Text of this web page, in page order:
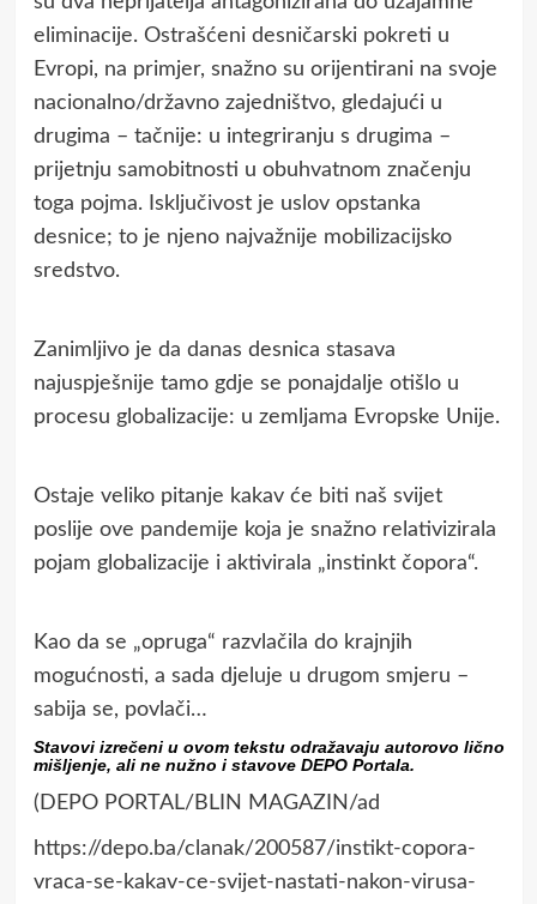
eliminacije. Ostrašćeni desničarski pokreti u
Evropi, na primjer, snažno su orijentirani na svoje
nacionalno/državno zajedništvo, gledajući u
drugima – tačnije: u integriranju s drugima –
prijetnju samobitnosti u obuhvatnom značenju
toga pojma. Isključivost je uslov opstanka
desnice; to je njeno najvažnije mobilizacijsko
sredstvo.
Zanimljivo je da danas desnica stasava
najuspješnije tamo gdje se ponajdalje otišlo u
procesu globalizacije: u zemljama Evropske Unije.
Ostaje veliko pitanje kakav će biti naš svijet
poslije ove pandemije koja je snažno relativizirala
pojam globalizacije i aktivirala „instinkt čopora“.
Kao da se „opruga“ razvlačila do krajnjih
mogućnosti, a sada djeluje u drugom smjeru –
sabija se, povlači…
Stavovi izrečeni u ovom tekstu odražavaju autorovo lično
mišljenje, ali ne nužno i stavove DEPO Portala.
(DEPO PORTAL/BLIN MAGAZIN/ad
https://depo.ba/clanak/200587/instikt-copora-
vraca-se-kakav-ce-svijet-nastati-nakon-virusa-